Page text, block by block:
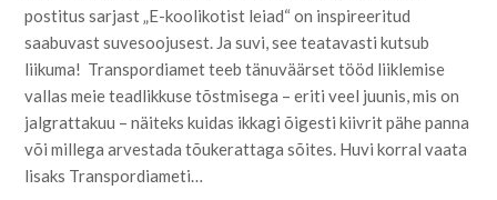
postitus sarjast „E-koolikotist leiad“ on inspireeritud
saabuvast suvesoojusest. Ja suvi, see teatavasti kutsub
liikuma! Transpordiamet teeb tänuväärset tööd liiklemise
vallas meie teadlikkuse tõstmisega – eriti veel juunis, mis on
jalgrattakuu – näiteks kuidas ikkagi õigesti kiivrit pähe panna
või millega arvestada tõukerattaga sõites. Huvi korral vaata
lisaks Transpordiameti…